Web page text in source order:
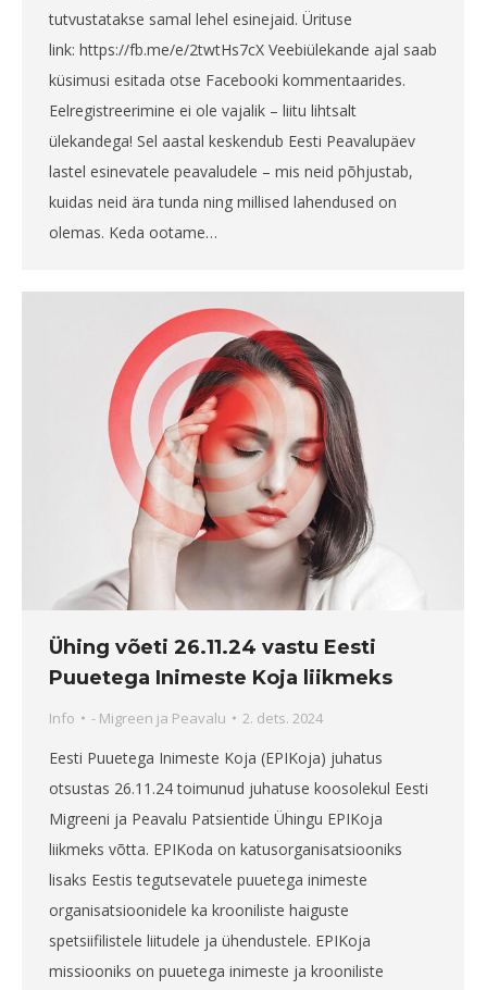
tutvustatakse samal lehel esinejaid. Ürituse
link: https://fb.me/e/2twtHs7cX Veebiülekande ajal saab
küsimusi esitada otse Facebooki kommentaarides.
Eelregistreerimine ei ole vajalik – liitu lihtsalt
ülekandega! Sel aastal keskendub Eesti Peavalupäev
lastel esinevatele peavaludele – mis neid põhjustab,
kuidas neid ära tunda ning millised lahendused on
olemas. Keda ootame…
Ühing võeti 26.11.24 vastu Eesti
Puuetega Inimeste Koja liikmeks
Info - Migreen ja Peavalu 2. dets. 2024
Eesti Puuetega Inimeste Koja (EPIKoja) juhatus
otsustas 26.11.24 toimunud juhatuse koosolekul Eesti
Migreeni ja Peavalu Patsientide Ühingu EPIKoja
liikmeks võtta. EPIKoda on katusorganisatsiooniks
lisaks Eestis tegutsevatele puuetega inimeste
organisatsioonidele ka krooniliste haiguste
spetsiifilistele liitudele ja ühendustele. EPIKoja
missiooniks on puuetega inimeste ja krooniliste